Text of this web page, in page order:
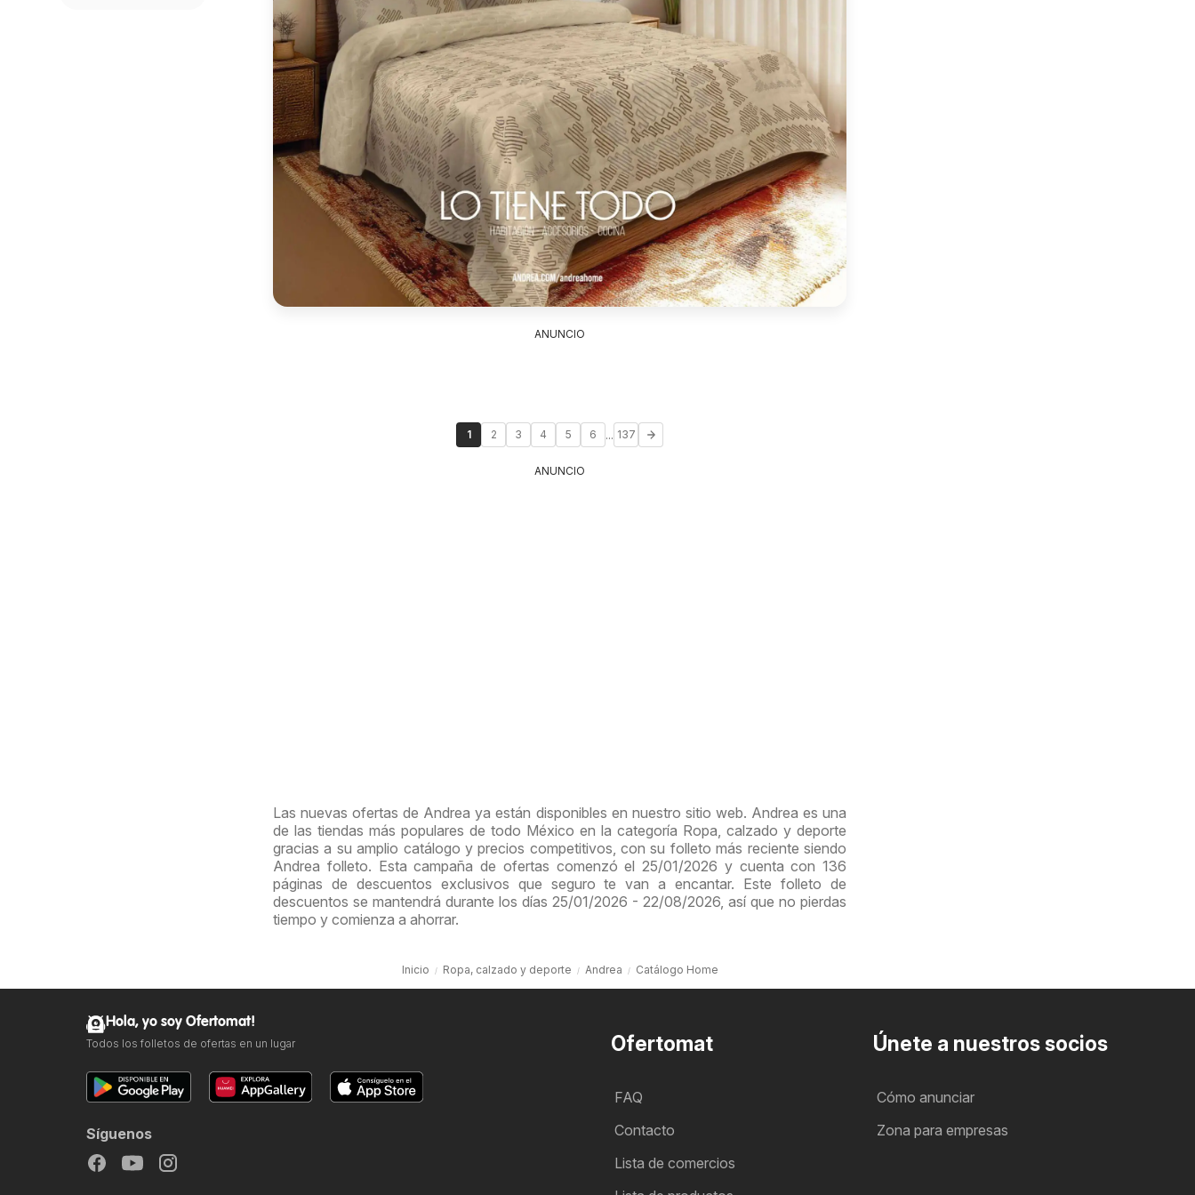
ANUNCIO
1 2 3 4 5 6 ... 137
ANUNCIO
Las nuevas ofertas de Andrea ya están disponibles en nuestro sitio web. Andrea es una
de las tiendas más populares de todo México en la categoría Ropa, calzado y deporte
gracias a su amplio catálogo y precios competitivos, con su folleto más reciente siendo
Andrea folleto. Esta campaña de ofertas comenzó el 25/01/2026 y cuenta con 136
páginas de descuentos exclusivos que seguro te van a encantar. Este folleto de
descuentos se mantendrá durante los días 25/01/2026 - 22/08/2026, así que no pierdas
tiempo y comienza a ahorrar.
Inicio Ropa, calzado y deporte Andrea Catálogo Home
Ofertomat
FAQ
Contacto
Lista de comercios
Únete a nuestros socios
Cómo anunciar
Zona para empresas
Hola, yo soy Ofertomat!
Todos los folletos de ofertas en un lugar
Síguenos